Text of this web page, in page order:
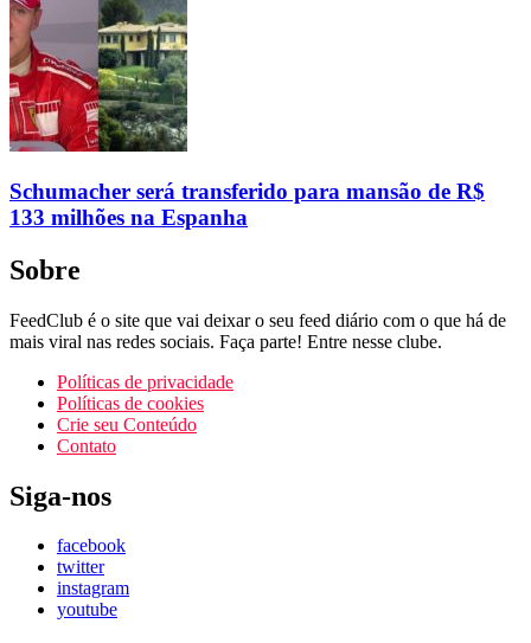
Schumacher será transferido para mansão de R$
133 milhões na Espanha
Sobre
FeedClub é o site que vai deixar o seu feed diário com o que há de
mais viral nas redes sociais. Faça parte! Entre nesse clube.
Políticas de privacidade
Políticas de cookies
Crie seu Conteúdo
Contato
Siga-nos
facebook
twitter
instagram
youtube